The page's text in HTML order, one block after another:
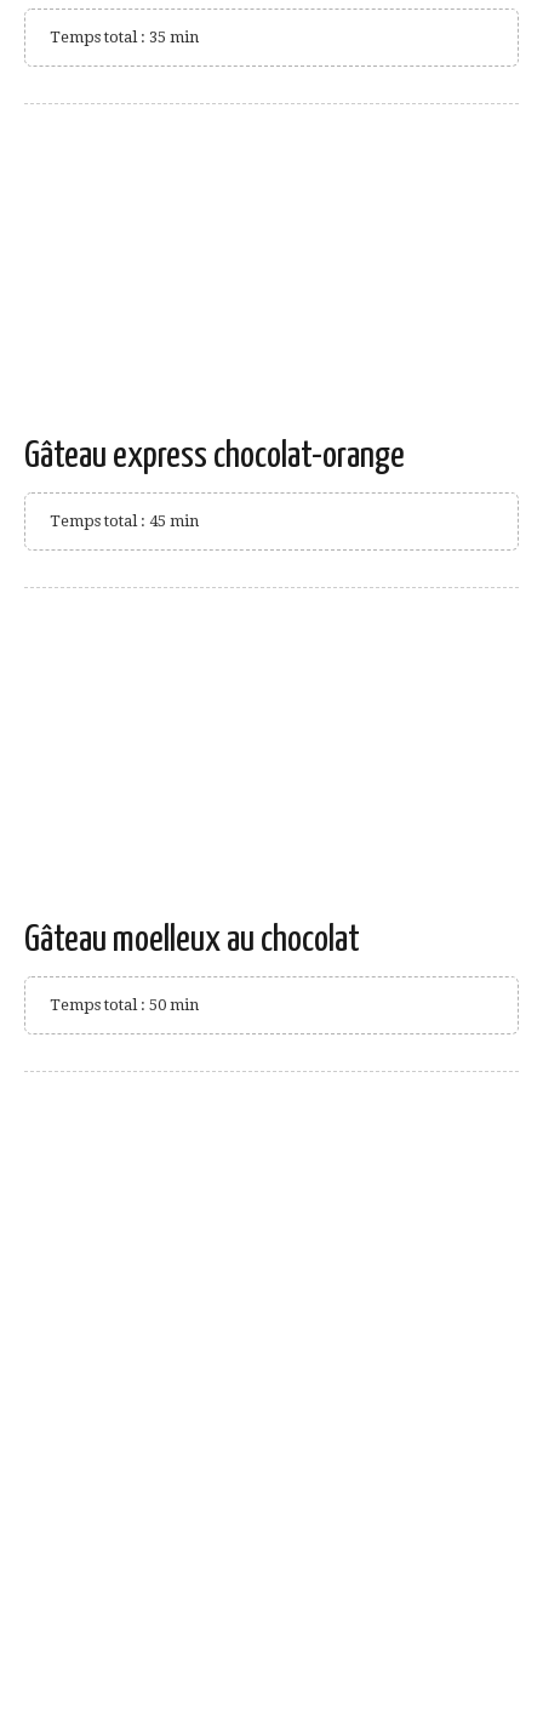
Temps total : 35 min
Gâteau express chocolat-orange
Temps total : 45 min
Gâteau moelleux au chocolat
Temps total : 50 min